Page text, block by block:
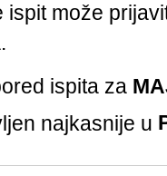
ispit može
ispita za
najkasnije u